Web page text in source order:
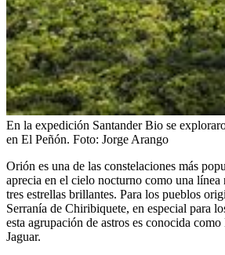
En la expedición Santander Bio se
en El Peñón. Foto: Jorge Arango
Orión es una de las constelaciones más
aprecia en el cielo nocturno como una línea
tres estrellas brillantes. Para los pueblos
Serranía de Chiribiquete, en especial para
esta agrupación de astros es conocida
Jaguar.